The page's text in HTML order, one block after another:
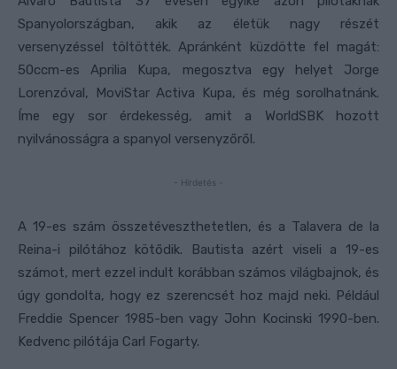
Spanyolországban, akik az életük nagy részét
versenyzéssel töltötték. Apránként küzdötte fel magát:
50ccm-es Aprilia Kupa, megosztva egy helyet Jorge
Lorenzóval, MoviStar Activa Kupa, és még sorolhatnánk.
Íme egy sor érdekesség, amit a WorldSBK hozott
nyilvánosságra a spanyol versenyzőről.
- Hirdetés -
A 19-es szám összetéveszthetetlen, és a Talavera de la
Reina-i pilótához kötődik. Bautista azért viseli a 19-es
számot, mert ezzel indult korábban számos világbajnok, és
úgy gondolta, hogy ez szerencsét hoz majd neki. Például
Freddie Spencer 1985-ben vagy John Kocinski 1990-ben.
Kedvenc pilótája Carl Fogarty.